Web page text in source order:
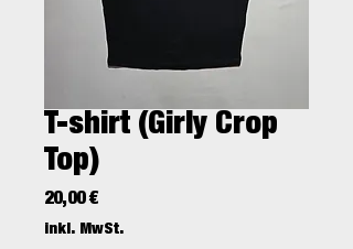
T-shirt (Girly Crop
Top)
20,00 €
inkl. MwSt.